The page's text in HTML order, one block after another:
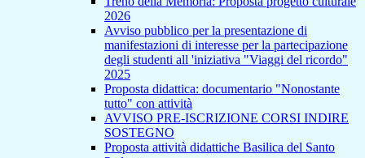
2026
Avviso pubblico per la presentazione di
manifestazioni di interesse per la partecipazione
degli studenti all 'iniziativa "Viaggi del ricordo"
2025
Proposta didattica: documentario "Nonostante
tutto" con attività
AVVISO PRE-ISCRIZIONE CORSI INDIRE
SOSTEGNO
Proposta attività didattiche Basilica del Santo